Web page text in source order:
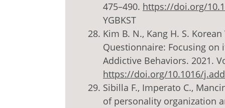
475–490. https://doi.org/
YGBKST
Kim B. N., Kang H. S.
Questionnaire: Focusing
Addictive Behaviors. 2021.
https://doi.org/10.1016/
Sibilla F., Imperato C.,
of personality organization